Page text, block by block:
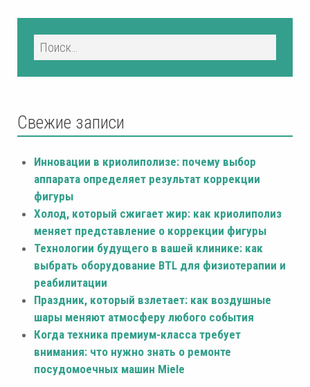
Свежие записи
Инновации в криолиполизе: почему выбор
аппарата определяет результат коррекции
фигуры
Холод, который сжигает жир: как криолиполиз
меняет представление о коррекции фигуры
Технологии будущего в вашей клинике: как
выбрать оборудование BTL для физиотерапии и
реабилитации
Праздник, который взлетает: как воздушные
шары меняют атмосферу любого события
Когда техника премиум-класса требует
внимания: что нужно знать о ремонте
посудомоечных машин Miele